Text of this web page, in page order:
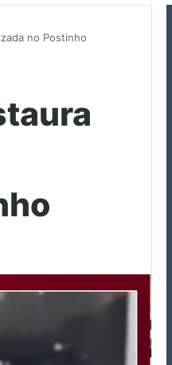
no Postinho